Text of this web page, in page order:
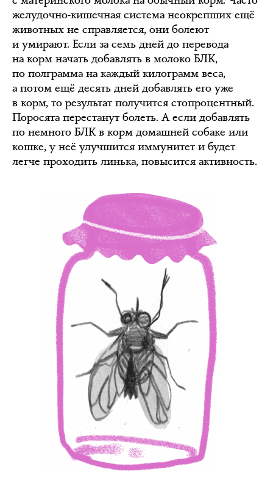
желудочно-кишечная система неокрепших ещё
животных не справляется, они болеют
и умирают. Если за семь дней до перевода
на корм начать добавлять в молоко БЛК,
по полграмма на каждый килограмм веса,
а потом ещё десять дней добавлять его уже
в корм, то результат получится стопроцентный.
Поросята перестанут болеть. А если добавлять
по немного БЛК в корм домашней собаке или
кошке, у неё улучшится иммунитет и будет
легче проходить линька, повысится активность.